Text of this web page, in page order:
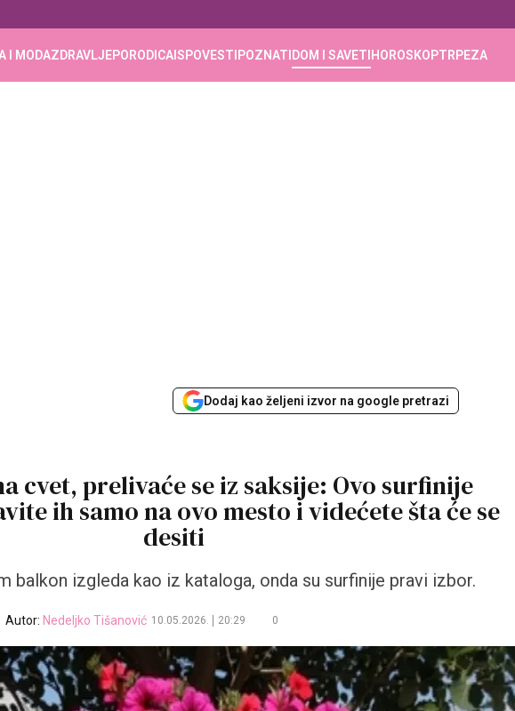
I MODAZDRAVLJEPORODICA ISPOVESTI POZNATI DOM I SAVETI HOROSKOPTRPEZA
Dodaj kao željeni izvor na google pretrazi
cvet, prelivaće se iz saksije: Ovo surfinije
ih samo na ovo mesto i videćete šta će se
desiti
balkon izgleda kao iz kataloga, onda su surfinije pravi izbor.
Autor: Nedeljko Tišanović 10.05.2026. 20:29 0